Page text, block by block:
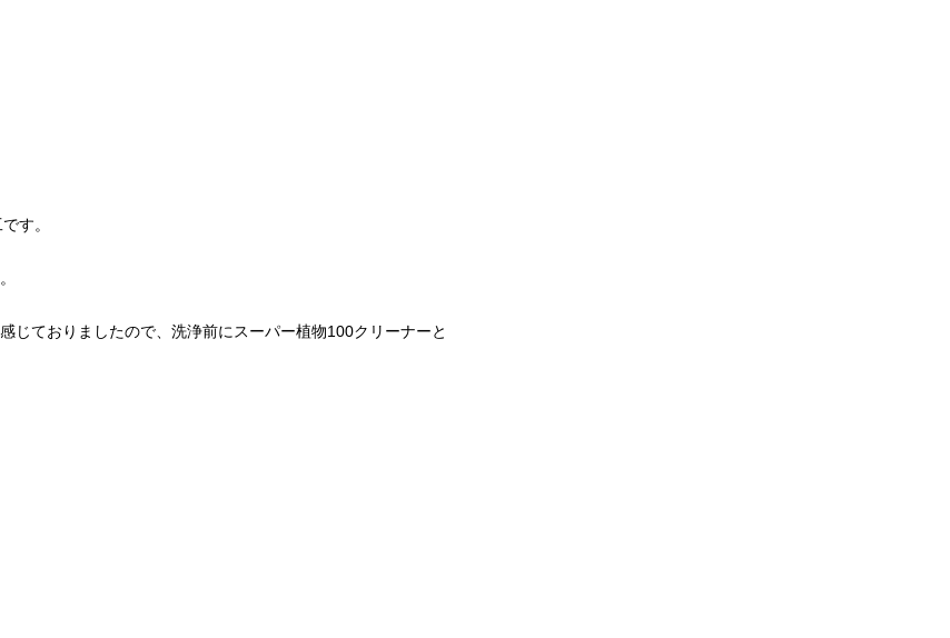
す。
じておりましたので、洗浄前にスーパー植物100クリーナーと